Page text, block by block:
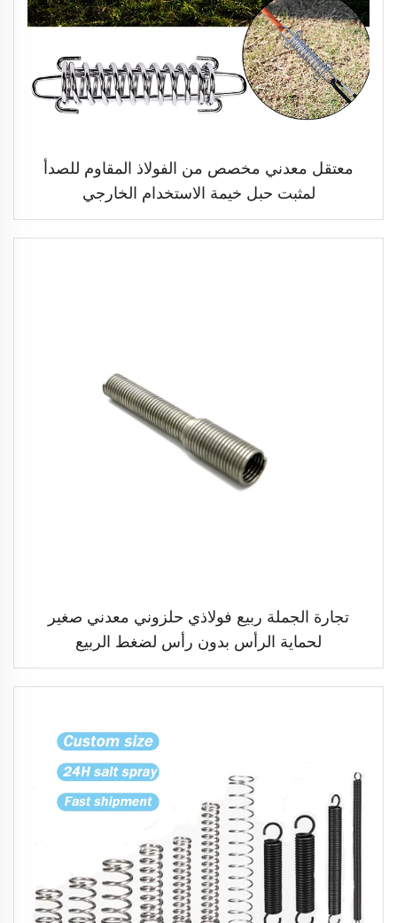
معتقل معدني مخصص من الفولاذ المقاوم للصدأ
لمثبت حبل خيمة الاستخدام الخارجي
تجارة الجملة ربيع فولاذي حلزوني معدني صغير
لحماية الرأس بدون رأس لضغط الربيع